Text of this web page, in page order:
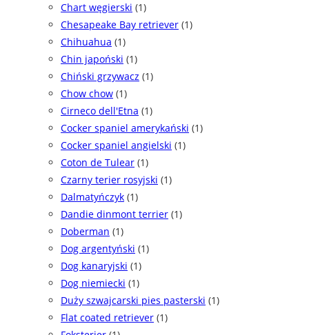
Chart węgierski (1)
Chesapeake Bay retriever (1)
Chihuahua (1)
Chin japoński (1)
Chiński grzywacz (1)
Chow chow (1)
Cirneco dell'Etna (1)
Cocker spaniel amerykański (1)
Cocker spaniel angielski (1)
Coton de Tulear (1)
Czarny terier rosyjski (1)
Dalmatyńczyk (1)
Dandie dinmont terrier (1)
Doberman (1)
Dog argentyński (1)
Dog kanaryjski (1)
Dog niemiecki (1)
Duży szwajcarski pies pasterski (1)
Flat coated retriever (1)